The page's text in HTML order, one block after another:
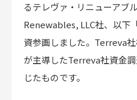
るテレヴァ・リニューアブ
Renewables, LLC社、以下
資参画しました。Terreva
が主導したTerreva社資金
じたものです。